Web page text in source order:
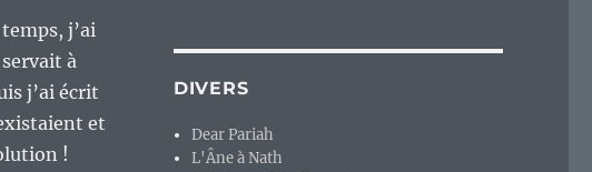
j’ai
à
j’ai écrit
et
!
DIVERS
Dear Pariah
L'Âne à Nath